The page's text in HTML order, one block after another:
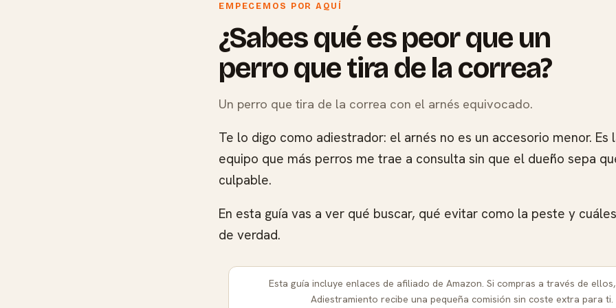
EMPECEMOS POR AQUÍ
¿Sabes qué es peor que un
perro que tira de la correa?
Un perro que tira de la correa con el arnés equivocado.
Te lo digo como adiestrador: el arnés no es un accesorio menor. Es
equipo que más perros me trae a consulta sin que el dueño sepa
culpable.
En esta guía vas a ver qué buscar, qué evitar como la peste y
de verdad.
Esta guía incluye enlaces de afiliado de Amazon. Si compras a través de
Adiestramiento recibe una pequeña comisión sin coste extra para ti.